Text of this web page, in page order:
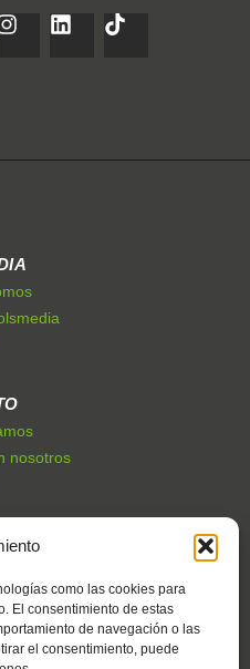
como las cookies para
El consentimiento de estas
de navegación o las
el consentimiento, puede
nosotros